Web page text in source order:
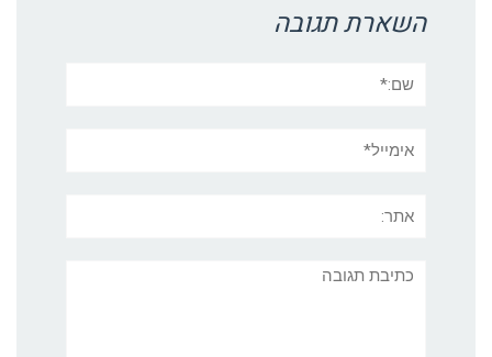
השארת תגובה
תגובה